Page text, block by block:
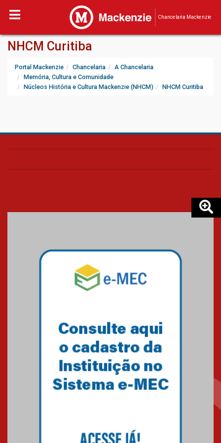
Chancelaria Mackenzie
NHCM Curitiba
Portal Mackenzie Chancelaria
A Chancelaria
Memória, Cultura e Comunidade
Núcleos História e Cultura Mackenzie (NHCM)
NHCM Curitiba